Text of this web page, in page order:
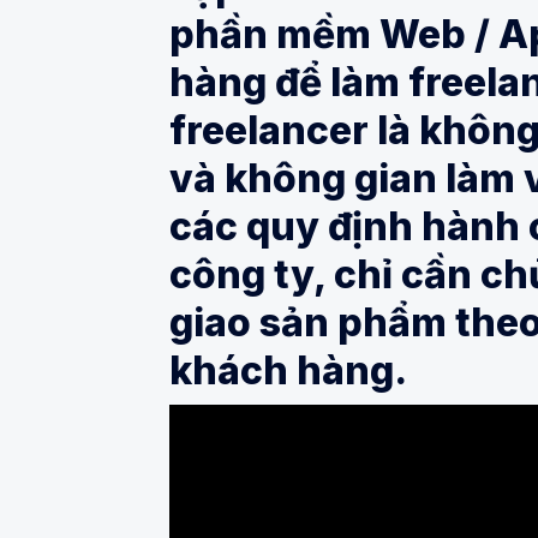
phần mềm Web /
hàng để làm
freelancer là
và không gian làm
các quy định hành
công ty, chỉ cần
giao sản phẩm
khách hàng.